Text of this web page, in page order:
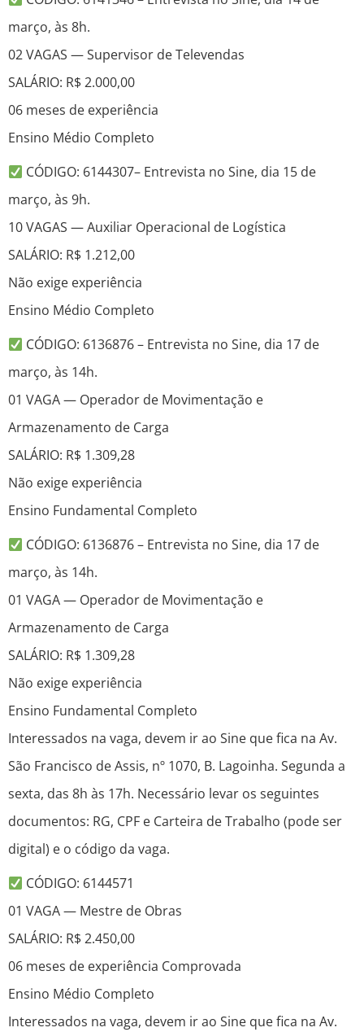
março, às 8h.
02 VAGAS — Supervisor de Televendas
SALÁRIO: R$ 2.000,00
06 meses de experiência
Ensino Médio Completo
CÓDIGO: 6144307– Entrevista no Sine, dia 15 de
março, às 9h.
10 VAGAS — Auxiliar Operacional de Logística
SALÁRIO: R$ 1.212,00
Não exige experiência
Ensino Médio Completo
CÓDIGO: 6136876 – Entrevista no Sine, dia 17 de
março, às 14h.
01 VAGA — Operador de Movimentação e
Armazenamento de Carga
SALÁRIO: R$ 1.309,28
Não exige experiência
Ensino Fundamental Completo
CÓDIGO: 6136876 – Entrevista no Sine, dia 17 de
março, às 14h.
01 VAGA — Operador de Movimentação e
Armazenamento de Carga
SALÁRIO: R$ 1.309,28
Não exige experiência
Ensino Fundamental Completo
Interessados na vaga, devem ir ao Sine que fica na Av.
São Francisco de Assis, nº 1070, B. Lagoinha. Segunda a
sexta, das 8h às 17h. Necessário levar os seguintes
documentos: RG, CPF e Carteira de Trabalho (pode ser
digital) e o código da vaga.
CÓDIGO: 6144571
01 VAGA — Mestre de Obras
SALÁRIO: R$ 2.450,00
06 meses de experiência Comprovada
Ensino Médio Completo
Interessados na vaga, devem ir ao Sine que fica na Av.